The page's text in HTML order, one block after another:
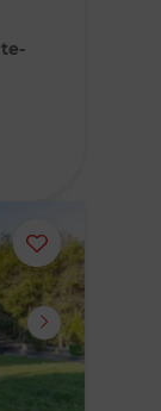
Ajouter
ou
supprimer